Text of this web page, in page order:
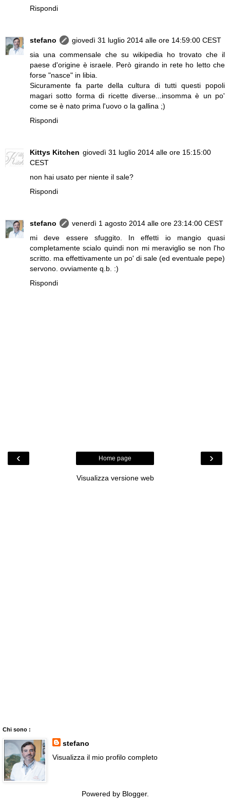
Rispondi
stefano
giovedì 31 luglio 2014 alle ore 14:59:00 CEST
sia una commensale che su wikipedia ho trovato che il
paese d'origine è israele. Però girando in rete ho letto che
forse "nasce" in libia.
Sicuramente fa parte della cultura di tutti questi popoli
magari sotto forma di ricette diverse...insomma è un po'
come se è nato prima l'uovo o la gallina ;)
Rispondi
Kittys Kitchen giovedì 31 luglio 2014 alle ore 15:15:00
CEST
non hai usato per niente il sale?
Rispondi
stefano
venerdì 1 agosto 2014 alle ore 23:14:00 CEST
mi deve essere sfuggito. In effetti io mangio quasi
completamente scialo quindi non mi meraviglio se non l'ho
scritto. ma effettivamente un po' di sale (ed eventuale pepe)
servono. ovviamente q.b. :)
Rispondi
‹ ›
Home page
Visualizza versione web
Chi sono :
stefano
Visualizza il mio profilo completo
Powered by Blogger.